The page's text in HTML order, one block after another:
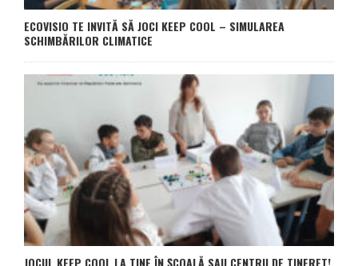
ECOVISIO TE INVITĂ SĂ JOCI KEEP COOL – SIMULAREA
SCHIMBĂRILOR CLIMATICE
JOCUL KEEP COOL LA TINE ÎN ȘCOALĂ SAU CENTRU DE TINERET!